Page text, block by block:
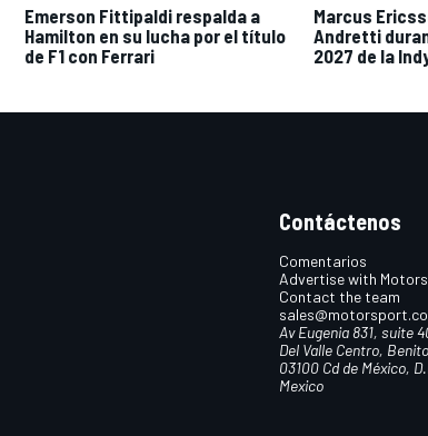
Emerson Fittipaldi respalda a
Hamilton en su lucha por el título
de F1 con Ferrari
Marcus
Andretti
2027 de la
Contáctenos
Comentarios
Advertise with
Contact the team
Av Eugenia 831, suite
Del Valle Centro,
03100 Cd de México,
Mexico